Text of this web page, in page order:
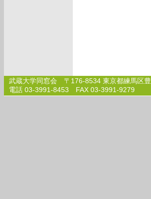
武蔵大学同窓会 〒176-8534 東京都練馬区
電話 03-3991-8453 FAX 03-3991-9279